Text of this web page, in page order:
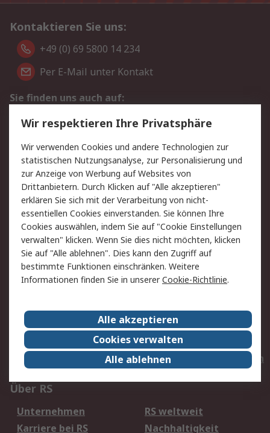
Kontaktieren Sie uns:
+49 (0) 69 5800 14 234
Per E-Mail unter Kontakt
Sie finden uns auch auf:
Wir akzeptieren:
Service
Value Added Services
Lieferlösungen
Rücksendungen
Kontakt
Hilfe
Privatkunden
Rechtliches
AGB
Datenschutz
Cookie-Richtlinie
Zahlungsbedingungen
Copyright/Impressum
Entsorgung
Elektrogeräte/Batterien
Über RS
Unternehmen
RS weltweit
Karriere bei RS
Nachhaltigkeit
Wir respektieren Ihre Privatsphäre
Wir verwenden Cookies und andere Technologien zur
statistischen Nutzungsanalyse, zur Personalisierung und
zur Anzeige von Werbung auf Websites von
Drittanbietern. Durch Klicken auf "Alle akzeptieren"
erklären Sie sich mit der Verarbeitung von nicht-
essentiellen Cookies einverstanden. Sie können Ihre
Cookies auswählen, indem Sie auf "Cookie Einstellungen
verwalten" klicken. Wenn Sie dies nicht möchten, klicken
Sie auf "Alle ablehnen". Dies kann den Zugriff auf
bestimmte Funktionen einschränken. Weitere
Informationen finden Sie in unsererCookie-Richtlinie.
Alle akzeptieren
Cookies verwalten
Alle ablehnen